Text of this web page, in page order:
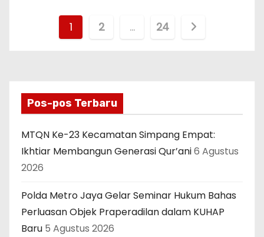
i
n
a
i
p
1 2 … 24
Pos-pos Terbaru
MTQN Ke-23 Kecamatan Simpang Empat:
Ikhtiar Membangun Generasi Qur’ani6 Agustus
2026
Polda Metro Jaya Gelar Seminar Hukum Bahas
Perluasan Objek Praperadilan dalam KUHAP
Baru 5 Agustus 2026